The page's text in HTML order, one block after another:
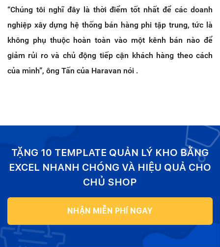
“Chúng tôi nghĩ đây là thời điểm tốt nhất để các doanh
nghiệp xây dựng hệ thống bán hàng phi tập trung, tức là
không phụ thuộc hoàn toàn vào một kênh bán nào để
giảm rủi ro và chủ động tiếp cận khách hàng theo cách
của mình”, ông Tấn của Haravan nói .
TẶNG 10 TEMPLATE QUẢN LÝ KHO BẰNG
EXCEL NHANH CHÓNG VÀ HIỆU QUẢ CHO
CHỦ SHOP
NHẬN MIỄN PHÍ NGAY